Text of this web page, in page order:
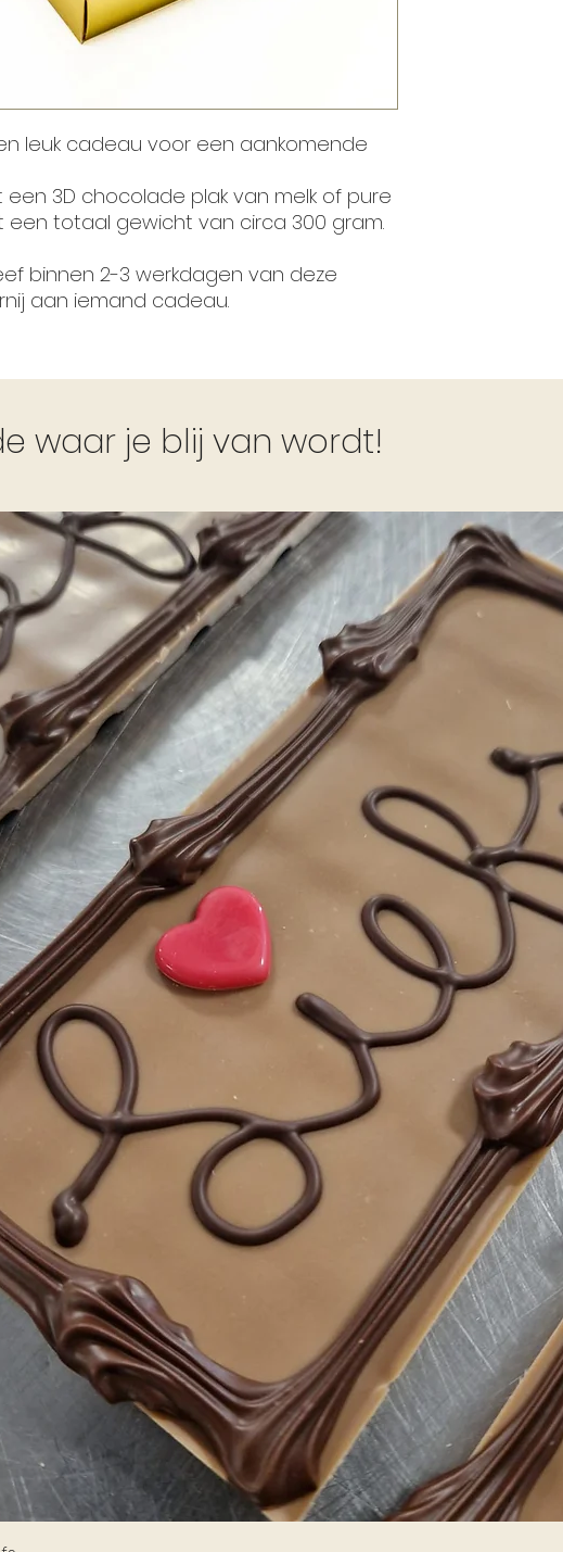
leuk cadeau voor een aankomende
een 3D chocolade plak van melk of pure
totaal gewicht van circa 300 gram.
binnen 2-3 werkdagen van deze
aan iemand cadeau.
waar je blij van wordt!